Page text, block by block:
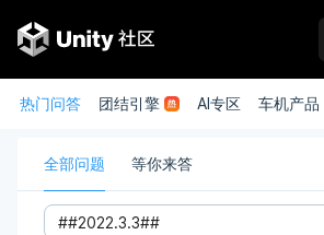
热门问答 团结引擎 AI专区 车机产品
全部问题 等你来答